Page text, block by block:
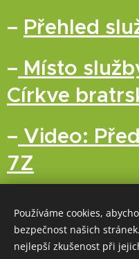
– Přehled
– Místo
Církve
– Video:
7Z
Používáme cookies,
bezpečnost našich
nejlepší zkušenost při